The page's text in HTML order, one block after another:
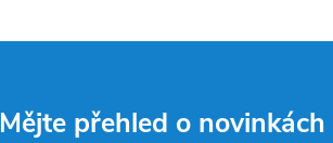
Mějte přehled o novinkách